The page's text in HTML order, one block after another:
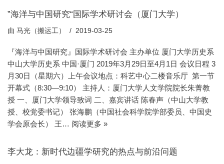
”海洋与中国研究“国际学术研讨会（厦门大学）
由 马光（搬运工） 2019-03-25
『海洋与中国研究』国际学术研讨会 主办单位 厦门大学历史系
中山大学历史系 中国·厦门 2019年3月29日至4月1日 会议日程 3
月30日（星期六）上午会议地点：科艺中心二楼音乐厅 第一节
开幕式（8:30—9:10） 主持人：厦门大学人文学院院长朱菁教
授 一、厦门大学领导致词 二、嘉宾讲话 陈春声（中山大学教
授、校党委书记） 张海鹏（中国社会科学院学部委员、中国史
学会原会长） 王… 阅读更多 »
李大龙：新时代边疆学研究的热点与前沿问题